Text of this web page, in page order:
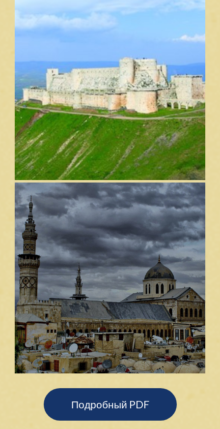
Подробный PDF